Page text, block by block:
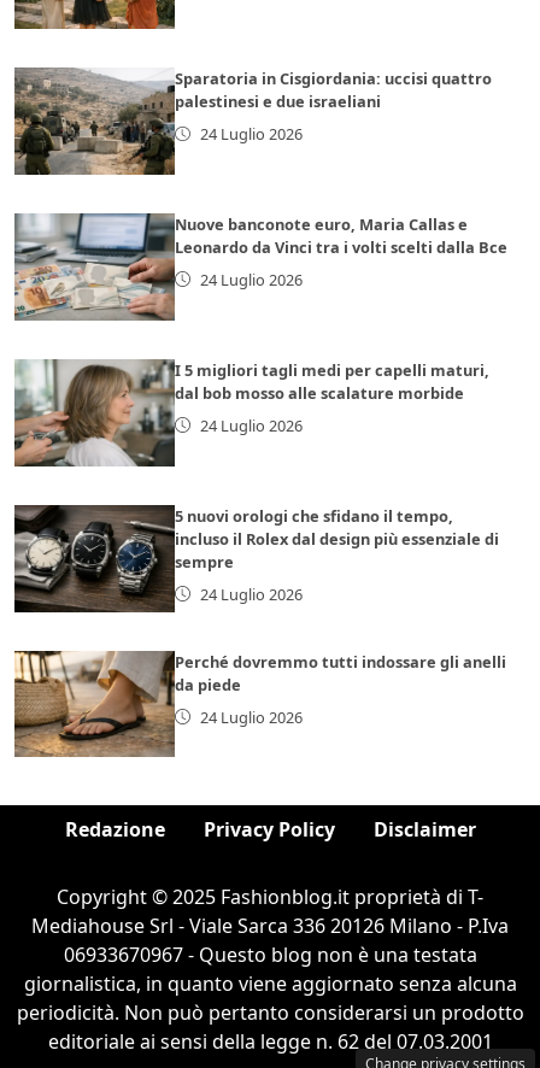
Sparatoria in Cisgiordania: uccisi quattro
palestinesi e due israeliani
24 Luglio 2026
Nuove banconote euro, Maria Callas e
Leonardo da Vinci tra i volti scelti dalla Bce
24 Luglio 2026
I 5 migliori tagli medi per capelli maturi,
dal bob mosso alle scalature morbide
24 Luglio 2026
5 nuovi orologi che sfidano il tempo,
incluso il Rolex dal design più essenziale di
sempre
24 Luglio 2026
Perché dovremmo tutti indossare gli anelli
da piede
24 Luglio 2026
Redazione Privacy Policy Disclaimer
Copyright © 2025 Fashionblog.it proprietà di T-
Mediahouse Srl - Viale Sarca 336 20126 Milano - P.Iva
06933670967 - Questo blog non è una testata
giornalistica, in quanto viene aggiornato senza alcuna
periodicità. Non può pertanto considerarsi un prodotto
editoriale ai sensi della legge n. 62 del 07.03.2001
Change privacy settings